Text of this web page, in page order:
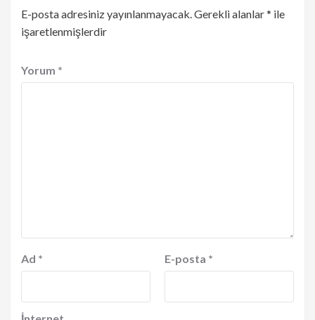
E-posta adresiniz yayınlanmayacak.Gerekli alanlar* ile
işaretlenmişlerdir
Yorum *
Ad * E-posta *